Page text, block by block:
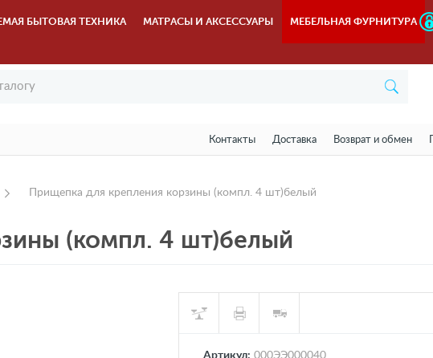
БЫТОВАЯ ТЕХНИКА МАТРАСЫ И АКСЕССУАРЫ МЕБЕЛЬНАЯ ФУРНИТУРА
Контакты Доставка Возврат и обмен
Прищепка для крепления корзины (компл. 4 шт)белый
(компл. 4 шт)белый
Артикул: 000ЭЭ000040